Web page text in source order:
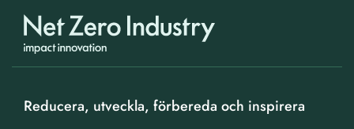
Reducera, utveckla, förbereda och inspirera